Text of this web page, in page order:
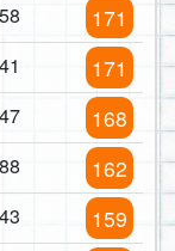
58 171
41 171
47 168
88 162
43 159